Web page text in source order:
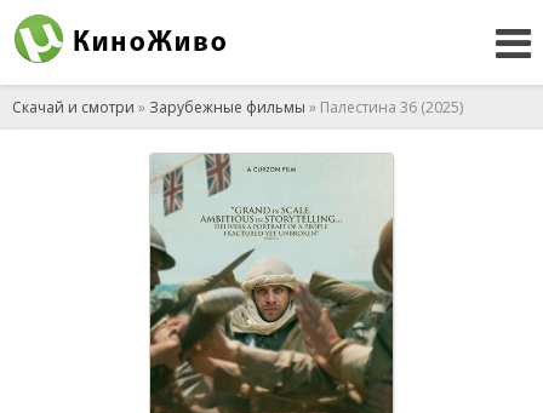
Скачай и смотри » Зарубежные фильмы » Палестина 36 (2025)